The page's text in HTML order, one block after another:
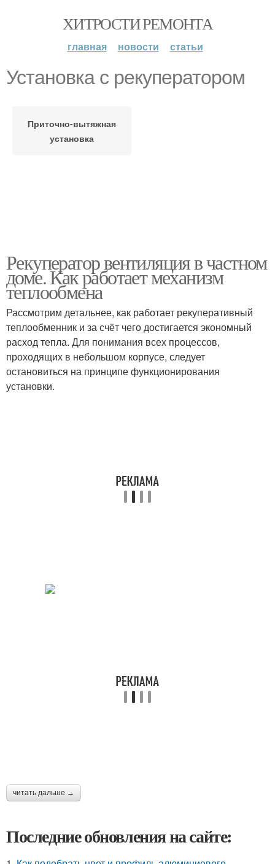
ХИТРОСТИ РЕМОНТА
главная новости статьи
Установка с рекуператором
Приточно-вытяжная
установка
Рекуператор вентиляция в частном
доме. Как работает механизм
теплообмена
Рассмотрим детальнее, как работает рекуперативный
теплообменник и за счёт чего достигается экономный
расход тепла. Для понимания всех процессов,
проходящих в небольшом корпусе, следует
остановиться на принципе функционирования
установки.
читать дальше →
Последние обновления на сайте: